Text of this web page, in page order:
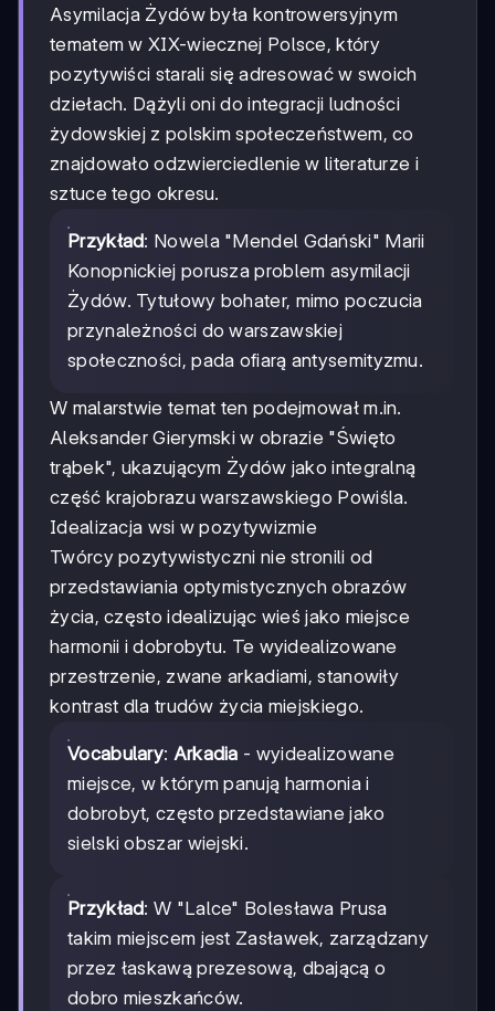
Asymilacja Żydów była kontrowersyjnym
tematem w XIX-wiecznej Polsce, który
pozytywiści starali się adresować w swoich
dziełach. Dążyli oni do integracji ludności
żydowskiej z polskim społeczeństwem, co
znajdowało odzwierciedlenie w literaturze i
sztuce tego okresu.
Przykład: Nowela "Mendel Gdański" Marii
Konopnickiej porusza problem asymilacji
Żydów. Tytułowy bohater, mimo poczucia
przynależności do warszawskiej
społeczności, pada ofiarą antysemityzmu.
W malarstwie temat ten podejmował m.in.
Aleksander Gierymski w obrazie "Święto
trąbek", ukazującym Żydów jako integralną
część krajobrazu warszawskiego Powiśla.
Idealizacja wsi w pozytywizmie
Twórcy pozytywistyczni nie stronili od
przedstawiania optymistycznych obrazów
życia, często idealizując wieś jako miejsce
harmonii i dobrobytu. Te wyidealizowane
przestrzenie, zwane arkadiami, stanowiły
kontrast dla trudów życia miejskiego.
Vocabulary: Arkadia - wyidealizowane
miejsce, w którym panują harmonia i
dobrobyt, często przedstawiane jako
sielski obszar wiejski.
Przykład: W "Lalce" Bolesława Prusa
takim miejscem jest Zasławek, zarządzany
przez łaskawą prezesową, dbającą o
dobro mieszkańców.